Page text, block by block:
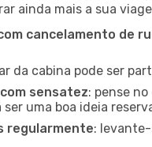
ainda mais a sua
cancelamento de
da cabina pode ser
sensatez: pense
uma boa ideia
regularmente: